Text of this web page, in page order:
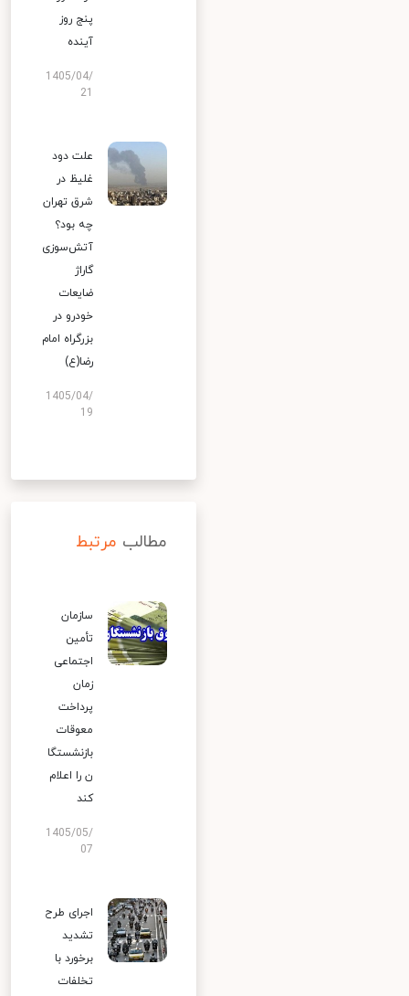
پنج روز
آینده
1405/04/
علت دود
غلیظ در
شرق تهران
چه بود؟
آتش‌سوزی
گاراژ
ضایعات
خودرو در
بزرگراه امام
رضا(ع)
1405/04/
19
مطالب مرتبط
سازمان
تأمین
اجتماعی
زمان
پرداخت
معوقات
بازنشستگا
ن را اعلام
کند
1405/05/
07
اجرای طرح
تشدید
برخورد با
تخلفات